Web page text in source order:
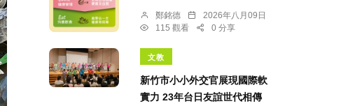
鄭銘德
2026年八月09日
115 觀看
0 分享
文教
新竹市小小外交官展現國際軟
實力 23年台日友誼世代相傳